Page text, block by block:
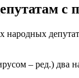
– ред.) два